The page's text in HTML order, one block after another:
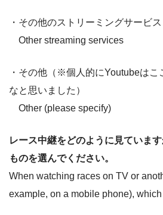
・その他のストリーミングサービス
Other streaming services
・その他（※個人的にYoutubeはこ
なと思いました）
Other (please specify)
レース中継をどのように見ていま
ものを選んでください。
When watching races on TV or
example, on a mobile phone),